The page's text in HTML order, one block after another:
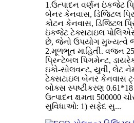
1.ઉત્પાદન વર્ણન ઇંકજેટ
બેનર કેનવાસ, ડિજિટલ
કોટન કેનવાસ, ડિજિટલ
ઇંકજેટ ટેક્સટાઇલ
છે, જેનો ઉપયોગ મુખ્યત્વે
2.મૂળભૂત માહિતી. વજન
પ્રિન્ટેબલ પિગમેન્ટ,
ઇકો-સોલવન્ટ, યુવી, લેટ
ટેક્સટાઇલ બેનર કેનવાસ
બોક્સ સ્પષ્ટીકરણ
ઉત્પાદન ક્ષમતા 500000
સુવિધાઓ: 1) સફેદ સુ...